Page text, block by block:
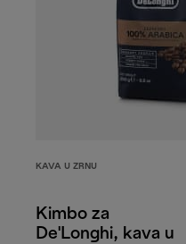
KAVA U ZRNU
Kimbo za
De'Longhi, kava u